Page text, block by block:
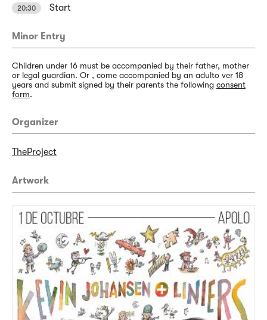
20:30 Start
Minor Entry
Children under 16 must be accompanied by their father, mother
or legal guardian. Or , come accompanied by an adulto ver 18
years and submit signed by their parents the following consent
form.
Organizer
TheProject
Artwork